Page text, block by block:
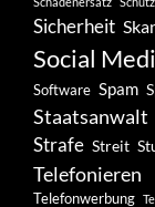
Sicherheit
Social
Software Spam
Staatsanwalt
Strafe Streit
Telefonieren
Telefonwerbung